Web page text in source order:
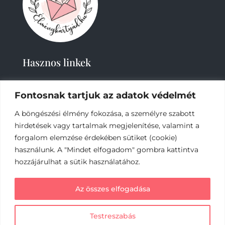
Fontosnak tartjuk az adatok védelmét
A böngészési élmény fokozása, a személyre szabott
hirdetések vagy tartalmak megjelenítése, valamint a
forgalom elemzése érdekében sütiket (cookie)
használunk. A "Mindet elfogadom" gombra kattintva
hozzájárulhat a sütik használatához.
Testreszabás
Az összes elfogadása
Hasznos linkek
2019-2023 – Élménykártyád-Nagy Tímea © Minden
jog fenntartva.
Az online fizetést a Barion Payment Zrt. biztosítja,
MNB engedély száma: H-EN-I-1064/2013